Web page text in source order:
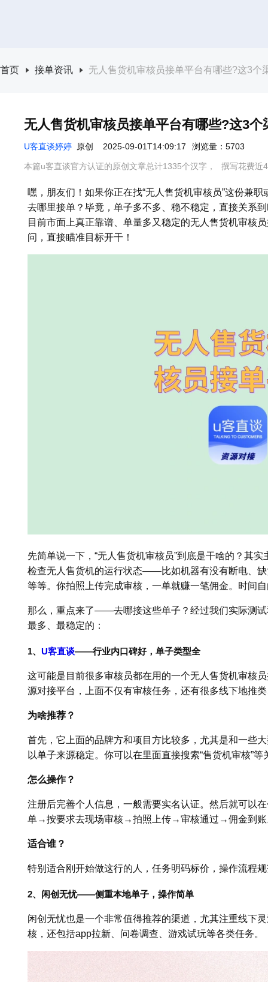
首页 接单资讯 无人售货机审核员接单平台有哪些?这3个
无人售货机审核员接单平台有哪些?这3
U客直谈婷婷 原创 2025-09-01T14:09:17 浏览量：5703
本篇u客直谈官方认证的原创文章总计1335个汉字， 撰写花费近
嘿，朋友们！如果你正在找“无人售货机审核员”这份兼
去哪里接单？毕竟，单子多不多、稳不稳定，直接关系
目前市面上真正靠谱、单量多又稳定的无人售货机审核
问，直接瞄准目标开干！
先简单说一下，“无人售货机审核员”到底是干啥的？其
检查无人售货机的运行状态——比如机器有没有断电、
等等。你拍照上传完成审核，一单就赚一笔佣金。时间
那么，重点来了——去哪接这些单子？经过我们实际测
最多、最稳定的：
1、 U客直谈——行业内口碑好，单子类型全
这可能是目前很多审核员都在用的一个无人售货机审核
源对接平台，上面不仅有审核任务，还有很多线下地推
为啥推荐？
首先，它上面的品牌方和项目方比较多，尤其是和一些
以单子来源稳定。你可以在里面直接搜索“售货机审核”
怎么操作？
注册后完善个人信息，一般需要实名认证。然后就可以
单→按要求去现场审核→拍照上传→审核通过→佣金到账
适合谁？
特别适合刚开始做这行的人，任务明码标价，操作流程
2、闲创无忧——侧重本地单子，操作简单
闲创无忧也是一个非常值得推荐的渠道，尤其注重线下
核，还包括app拉新、问卷调查、游戏试玩等各类任务。